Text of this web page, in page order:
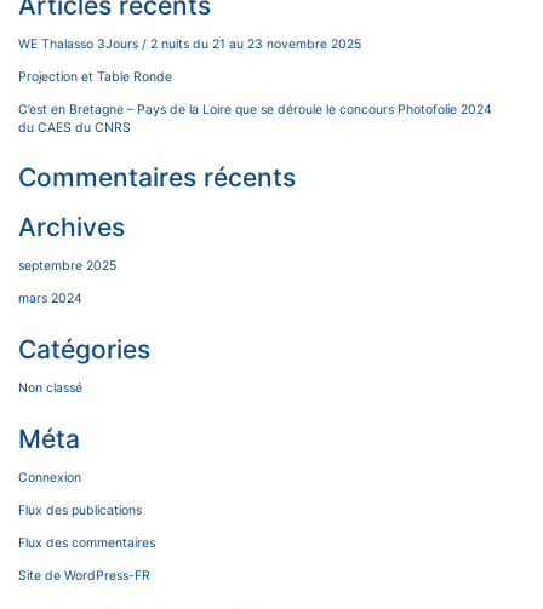
WE Thalasso 3Jours / 2 nuits du 21 au 23 novembre 2025
Projection et Table Ronde
C’est en Bretagne – Pays de la Loire que se déroule le concours Photofolie 2024
du CAES du CNRS
Commentaires récents
Archives
septembre 2025
mars 2024
Catégories
Non classé
Méta
Connexion
Flux des publications
Flux des commentaires
Site de WordPress-FR